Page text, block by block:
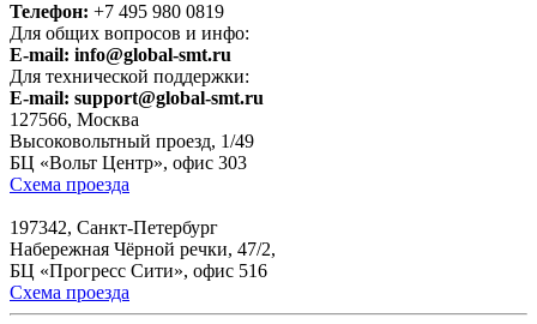
Телефон: +7 495 980 0819
Для общих вопросов и инфо:
E-mail: info@global-smt.ru
Для технической поддержки:
E-mail: support@global-smt.ru
127566, Москва
Высоковольтный проезд, 1/49
БЦ «Вольт Центр», офис 303
Схема проезда
197342, Санкт-Петербург
Набережная Чёрной речки, 47/2,
БЦ «Прогресс Сити», офис 516
Схема проезда